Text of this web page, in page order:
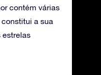
contém várias
a sua
estrelas